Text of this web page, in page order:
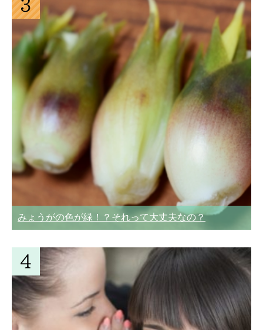
みょうがの色が緑！？それって大丈夫なの？